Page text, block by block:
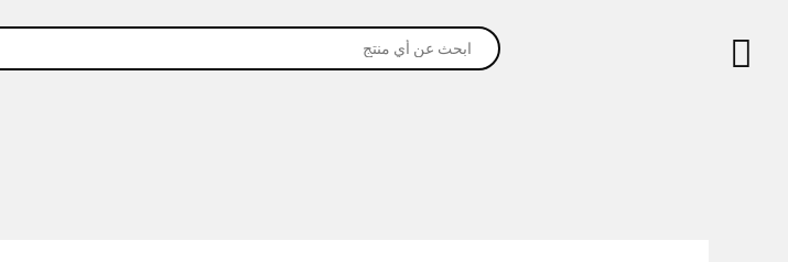
المحتوى
Products
search